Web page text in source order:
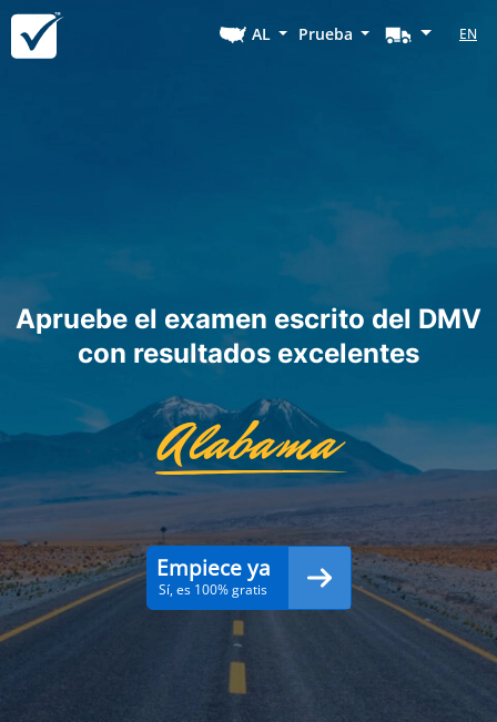
AL Prueba EN
Apruebe el examen escrito del DMV
con resultados excelentes
Alabama
Empiece ya
Sí, es 100% gratis